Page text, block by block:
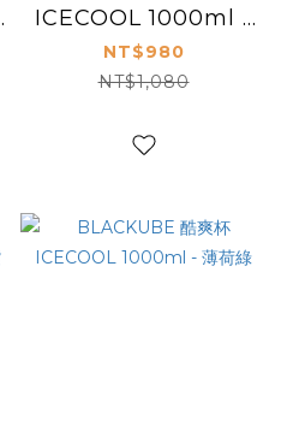
ICECOOL 1000ml -
遠山灰
NT$980
NT$1,080